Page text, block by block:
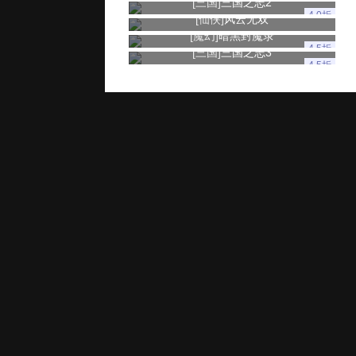
4.0折
[仙侠]风云无双
[魔幻]暗黑封魔录
4.5折
[三国]三国之志3
4.5折